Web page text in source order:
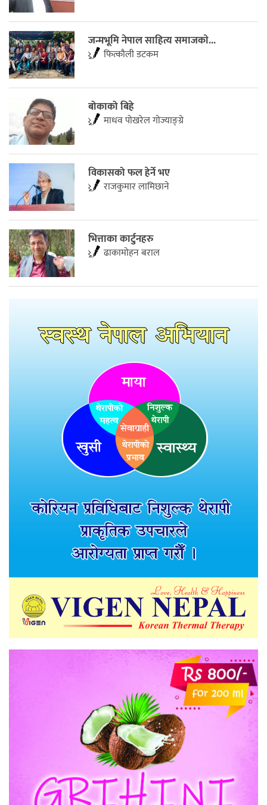
जन्मभूमि नेपाल साहित्य समाजकाे...
फित्काैली डटकम
बोकाको बिहे
माधव पोखरेल गोज्याङ्ग्रे
विकासको फल हेर्ने भए
राजकुमार लामिछाने
भित्ताका कार्टुनहरु
ढाकामाेहन बराल